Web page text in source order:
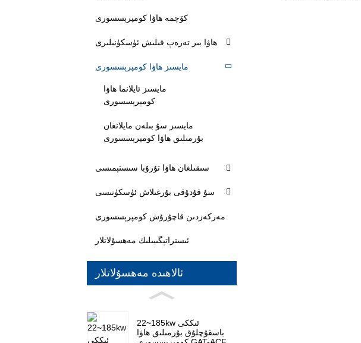
كۆچمە ھاۋا كومپرېسسورى
ھاۋا بىر تەرەپ قىلىش ئۈسكۈنىلىرى
مايسىز ھاۋا كومپرېسسورى
مايسىز ئايلانما ھاۋا
كومپرېسسورى
مايسىز سۇ بىلەن مايلانغان
بۇرمىلىق ھاۋا كومپرېسسورى
سىقىلغان ھاۋا تۇرۇبا سىستېمىسى
سۇ قۇدۇقى بۇرغىلاش ئۈسكۈنىسى
مەركەزدىن قاچۇرۇش كومپرېسسورى
ئىستراتېگىيىلىك مەھسۇلاتلار
ئالاھىدە مەھسۇلاتلار
22~185kw ئىككى
باسقۇچلۇق بۇرمىلىق ھاۋا